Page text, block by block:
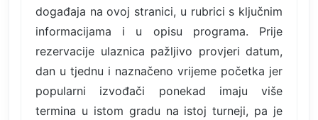
događaja na ovoj stranici, u rubrici s ključnim
informacijama i u opisu programa. Prije
rezervacije ulaznica pažljivo provjeri datum,
dan u tjednu i naznačeno vrijeme početka jer
popularni izvođači ponekad imaju više
termina u istom gradu na istoj turneji, pa je